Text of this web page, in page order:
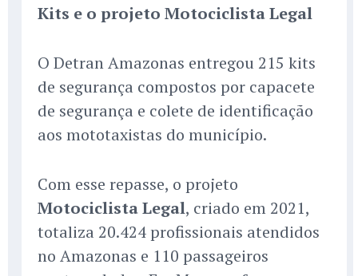
Kits e o projeto Motociclista Legal
O Detran Amazonas entregou 215 kits
de segurança compostos por capacete
de segurança e colete de identificação
aos mototaxistas do município.
Com esse repasse, o projeto
Motociclista Legal, criado em 2021,
totaliza 20.424 profissionais atendidos
no Amazonas e 110 passageiros